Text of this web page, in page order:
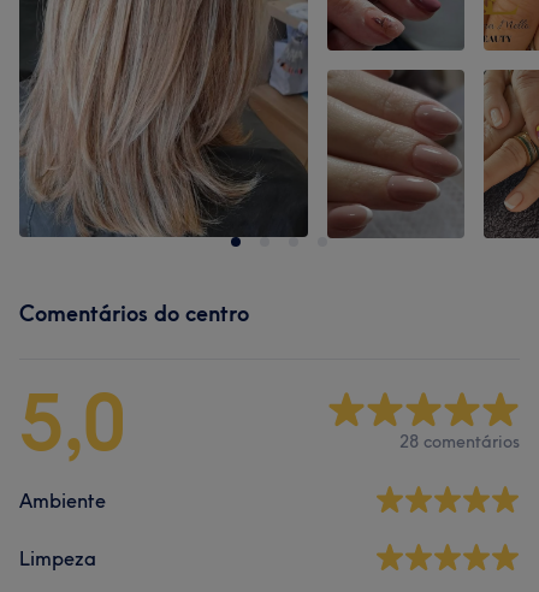
Comentários do centro
5,0 28 comentários
Ambiente
Limpeza